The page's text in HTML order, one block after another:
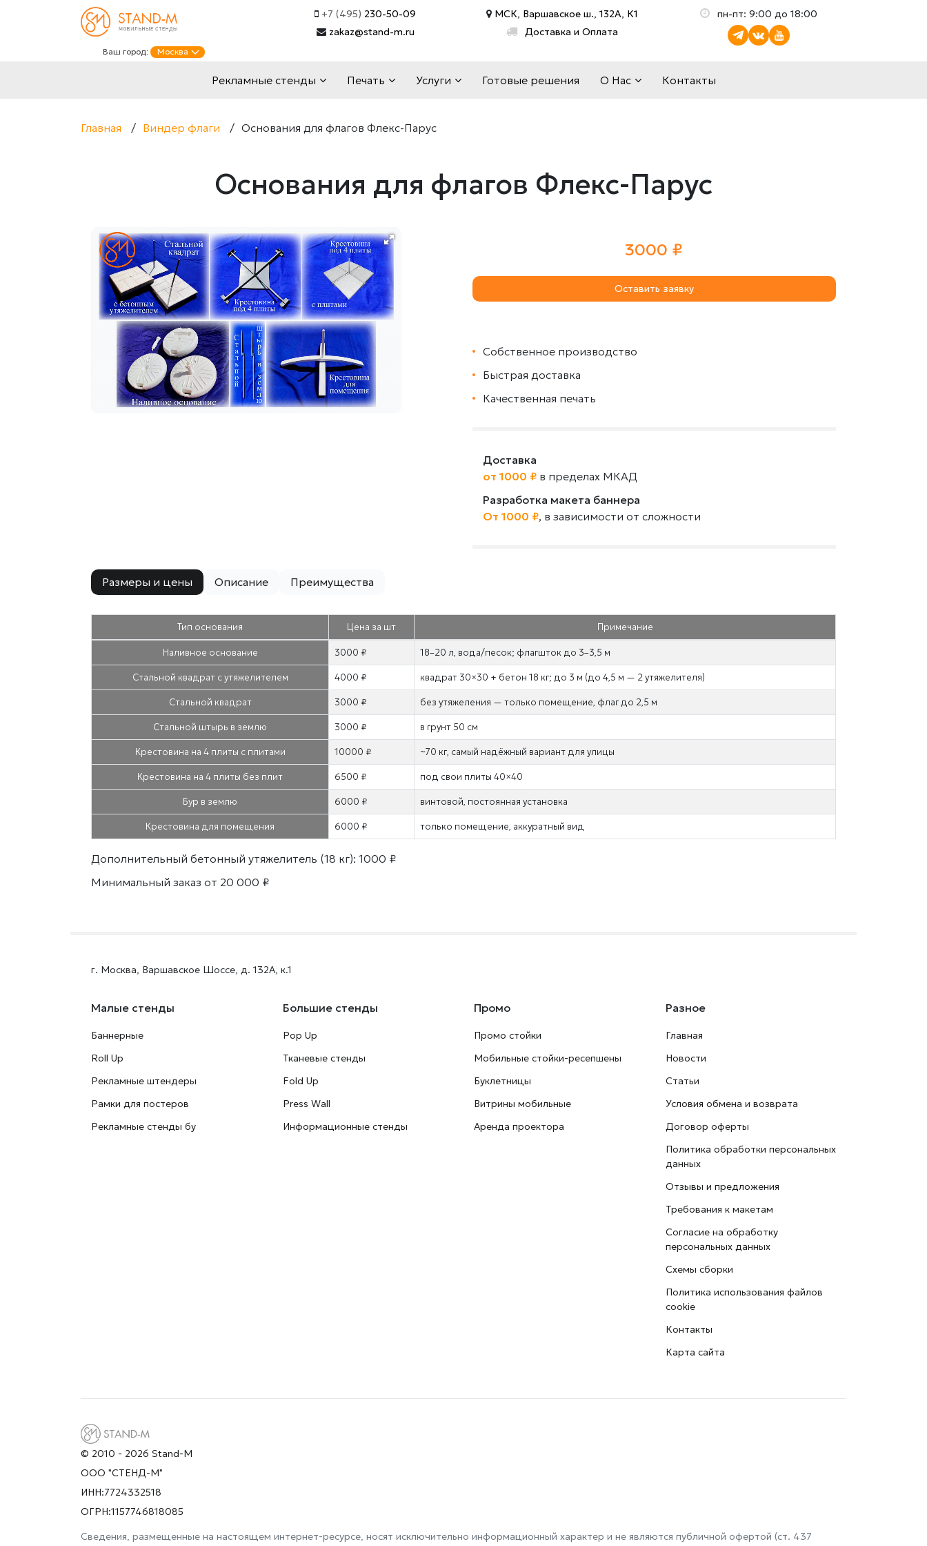
+7 (495) 230-50-09
zakaz@stand-m.ru
МСК, Варшавское ш., 132А, К1
Доставка и Оплата
пн-пт: 9:00 до 18:00
Ваш город: Москва
Рекламные стенды Печать Услуги Готовые решения О Нас Контакты
Главная / Виндер флаги / Основания для флагов Флекс-Парус
Основания для флагов Флекс-Парус
3000 ₽
Оставить заявку
Собственное производство
Быстрая доставка
Качественная печать
Доставка
от 1000 ₽в пределах МКАД
Разработка макета баннера
От 1000 ₽, в зависимости от сложности
Размеры и цены Описание Преимущества
Тип основания Цена за шт Примечание
Наливное основание 3000 ₽ 18–20 л, вода/песок; флагшток до 3–3,5 м
Стальной квадрат с утяжелителем 4000 ₽ квадрат 30×30 + бетон 18 кг; до 3 м (до 4,5 м — 2 утяжелителя)
Стальной квадрат 3000 ₽ без утяжеления — только помещение, флаг до 2,5 м
Стальной штырь в землю 3000 ₽ в грунт 50 см
Крестовина на 4 плиты с плитами 10000 ₽ ~70 кг, самый надёжный вариант для улицы
Крестовина на 4 плиты без плит 6500 ₽ под свои плиты 40×40
Бур в землю 6000 ₽ винтовой, постоянная установка
Крестовина для помещения 6000 ₽ только помещение, аккуратный вид
Дополнительный бетонный утяжелитель (18 кг): 1000 ₽
Минимальный заказ от 20 000 ₽
г. Москва, Варшавское Шоссе, д. 132А, к.1
Малые стенды
Баннерные
Roll Up
Рекламные штендеры
Рамки для постеров
Рекламные стенды бу
Большие стенды
Pop Up
Тканевые стенды
Fold Up
Press Wall
Информационные стенды
Промо
Промо стойки
Мобильные стойки-ресепшены
Буклетницы
Витрины мобильные
Аренда проектора
Разное
Главная
Новости
Статьи
Условия обмена и возврата
Договор оферты
Политика обработки персональных
данных
Отзывы и предложения
Требования к макетам
Согласие на обработку
персональных данных
Схемы сборки
Политика использования файлов
cookie
Контакты
Карта сайта
© 2010 - 2026 Stand-M
ООО "СТЕНД-М"
ИНН:7724332518
ОГРН:1157746818085
Сведения, размещенные на настоящем интернет-ресурсе, носят исключительно информационный характер и не являются публичной офертой (ст. 437